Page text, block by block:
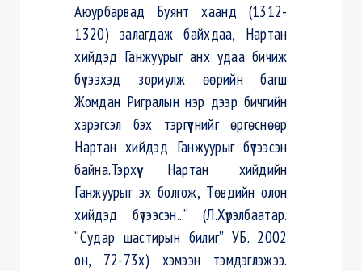
Аюурбарвад Буянт хаанд (1312-
1320) залагдаж байхдаа, Нартан
хийдэд Ганжуурыг анх удаа бичиж
бүтээхэд зориулж өөрийн багш
Жомдан Ригралын нэр дээр бичгийн
хэрэгсэл бэх тэргүүтнийг өргөснөөр
Нартан хийдэд Ганжуурыг бүтээсэн
байна.Тэрхүү Нартан хийдийн
Ганжуурыг эх болгож, Төвдийн олон
хийдэд бүтээсэн...” (Л.Хүрэлбаатар.
“Судар шастирын билиг” УБ. 2002
он, 72-73х) хэмээн тэмдэглэжээ.